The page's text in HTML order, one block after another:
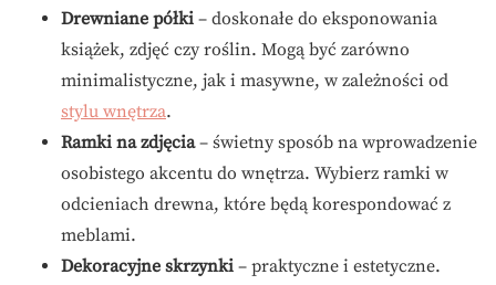
Drewniane półki – doskonałe do eksponowania
książek, zdjęć czy roślin. Mogą być zarówno
minimalistyczne, jak i masywne, w zależności od
stylu wnętrza.
Ramki na zdjęcia– świetny sposób na wprowadzenie
osobistego akcentu do wnętrza. Wybierz ramki w
odcieniach drewna, które będą korespondować z
meblami.
Dekoracyjne skrzynki – praktyczne i estetyczne.